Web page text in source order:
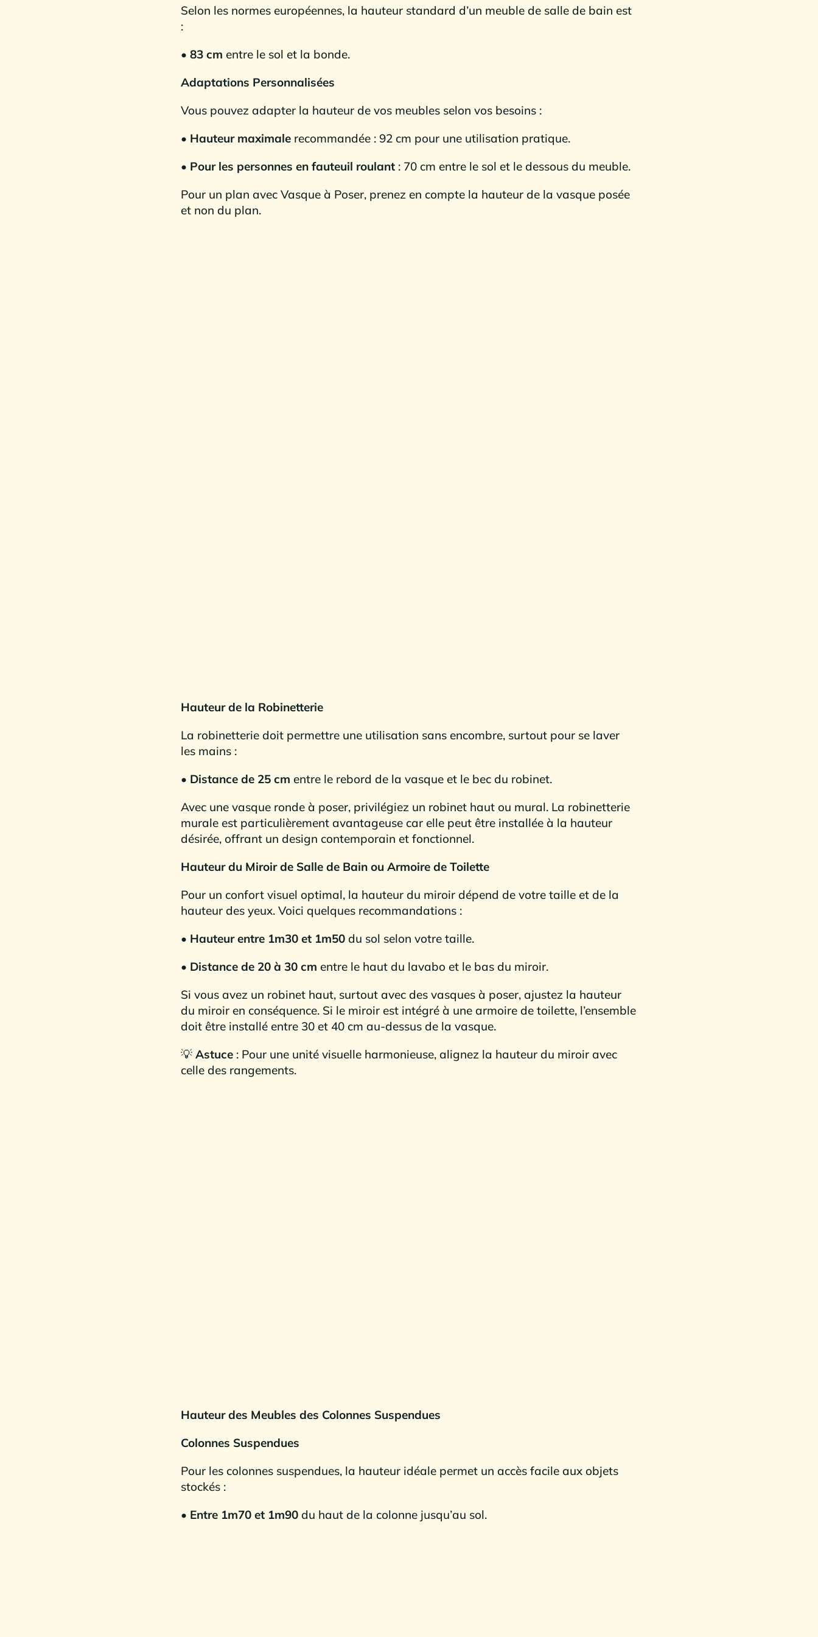
Selon les normes européennes, la hauteur standard d’un meuble de salle de bain est
:
• 83 cm entre le sol et la bonde.
Adaptations Personnalisées
Vous pouvez adapter la hauteur de vos meubles selon vos besoins :
• Hauteur maximale recommandée : 92 cm pour une utilisation pratique.
• Pour les personnes en fauteuil roulant : 70 cm entre le sol et le dessous du meuble.
Pour un plan avec Vasque à Poser, prenez en compte la hauteur de la vasque posée
et non du plan.
Hauteur de la Robinetterie
La robinetterie doit permettre une utilisation sans encombre, surtout pour se laver
les mains :
• Distance de 25 cm entre le rebord de la vasque et le bec du robinet.
Avec une vasque ronde à poser, privilégiez un robinet haut ou mural. La robinetterie
murale est particulièrement avantageuse car elle peut être installée à la hauteur
désirée, offrant un design contemporain et fonctionnel.
Hauteur du Miroir de Salle de Bain ou Armoire de Toilette
Pour un confort visuel optimal, la hauteur du miroir dépend de votre taille et de la
hauteur des yeux. Voici quelques recommandations :
• Hauteur entre 1m30 et 1m50 du sol selon votre taille.
• Distance de 20 à 30 cm entre le haut du lavabo et le bas du miroir.
Si vous avez un robinet haut, surtout avec des vasques à poser, ajustez la hauteur
du miroir en conséquence. Si le miroir est intégré à une armoire de toilette, l’ensemble
doit être installé entre 30 et 40 cm au-dessus de la vasque.
💡Astuce : Pour une unité visuelle harmonieuse, alignez la hauteur du miroir avec
celle des rangements.
Hauteur des Meubles des Colonnes Suspendues
Colonnes Suspendues
Pour les colonnes suspendues, la hauteur idéale permet un accès facile aux objets
stockés :
• Entre 1m70 et 1m90 du haut de la colonne jusqu’au sol.